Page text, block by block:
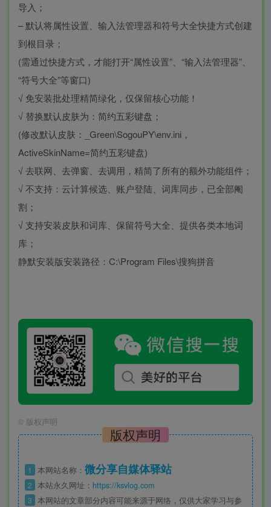
导入；
– 默认将属性设置、输入法管理器和符号大全快捷方式创建
到根目录；
(需通过快捷方式，才能打开“属性设置”、“输入法管理器”、
“符号大全”等窗口)
√ 免安装批处理精简绿化，仅保留核心功能！
√ 替换默认皮肤为：简约五彩键盘；
(修改默认皮肤：_Green\SogouPY\env.ini，
ActiveSkinName=简约五彩键盘)
√ 去联网、去弹窗、去调用，精简了所有的额外功能组件；
√ 不支持：云计算候选、账户登陆、词库同步，已全部阉
割；
√ 支持安装皮肤和词库、保留符号大全、提供各类本地词
库；
静默安装版安装路径：C:\Program Files\搜狗拼音
© 版权声明
版权声明
1 本网站名称： 微分享自媒体驿站
2 本站永久网址： https://ksvlog.com
3 本网站的文章部分内容可能来源于网络，仅供大家学习与参